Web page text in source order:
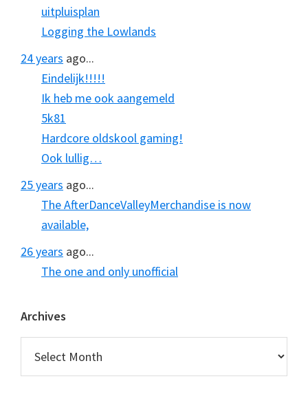
uitpluisplan
Logging the Lowlands
24 years ago...
Eindelijk!!!!!
Ik heb me ook aangemeld
5k81
Hardcore oldskool gaming!
Ook lullig…
25 years ago...
The AfterDanceValleyMerchandise is now
available,
26 years ago...
The one and only unofficial
Archives